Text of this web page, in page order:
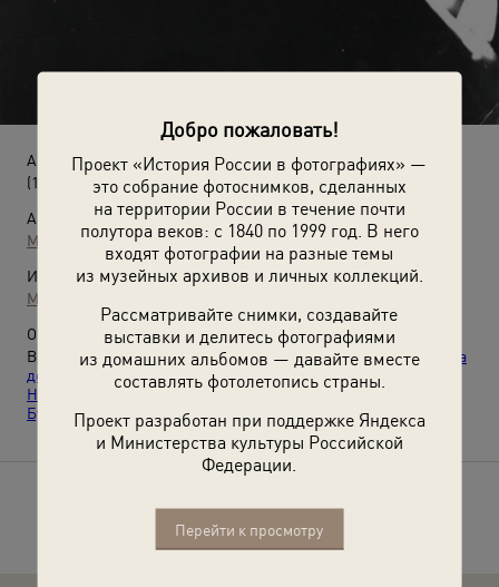
Добро пожаловать!
Проект «История России в фотографиях» —
это собрание фотоснимков, сделанных
на территории России в течение почти
полутора веков: с 1840 по 1999 год. В него
входят фотографии на разные темы
из музейных архивов и личных коллекций.
Рассматривайте снимки, создавайте
выставки и делитесь фотографиями
из домашних альбомов — давайте вместе
составлять фотолетопись страны.
Проект разработан при поддержке Яндекса
и Министерства культуры Российской
Федерации.
Перейти к просмотру
Академик архитектуры Иван Жолтовский
(1942 год)
Автор:
Моисей Наппельбаум
Источники:
МАММ / МДФ
О фотографии:
Видео:
«Сухаревка. "Рафаэль и обжорная кухня"»,«От Ильича
до Никитсергеича. К 150-летию фотографа Моисея
Наппельбаума», выставка«Московский метрополитен.
Будущее сегодня»
с этим снимком.
Расскажите друзьям об этом фото